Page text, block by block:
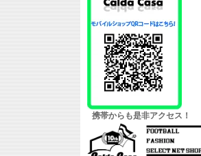
携帯からも是非アクセス！